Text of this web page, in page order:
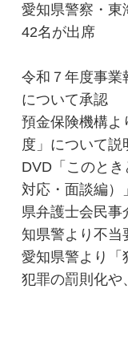
東海地震等災害対
社員銀行専用ページ
会員銀行専用ペー
おしらせ2026
おしらせ2025
おしらせ（過去
会議・セミナー
愛知県警察・東
42名が出席
令和７年度事業
について承認
預金保険機構よ
度」について説
DVD「このと
対応・面談編）
県弁護士会民事
知県警より不当
愛知県警より「
犯罪の罰則化や